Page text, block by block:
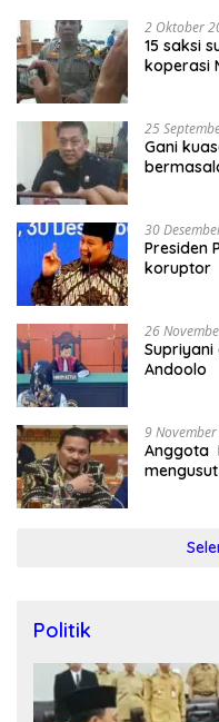
2 Oktober
15 saksi
koperasi
25
Gani
30
Presiden
koruptor
26
Andoolo
9
Anggota
Politik